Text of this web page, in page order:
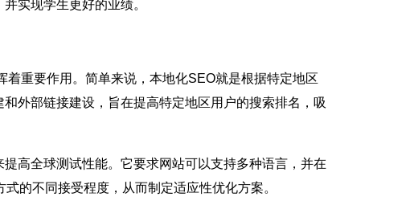
实现学生更好的业绩。
重要作用。简单来说，本地化SEO就是根据特定地区
外部链接建设，旨在提高特定地区用户的搜索排名，吸
高全球测试性能。它要求网站可以支持多种语言，并在
的不同接受程度，从而制定适应性优化方案。